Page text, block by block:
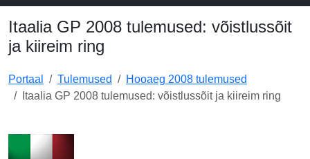
Itaalia GP 2008 tulemused: võistlussõit
ja kiireim ring
Portaal Tulemused
Hooaeg 2008 tulemused
Itaalia GP 2008 tulemused: võistlussõit ja kiireim ring